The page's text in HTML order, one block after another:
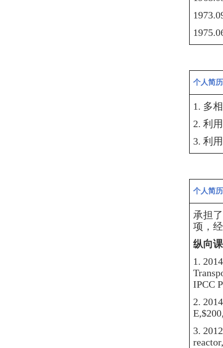
个人简历
1. 多
2. 利用
3. 利
个人简历
承担
项，
纵向
1.
IPCC
2.
E,
3.
reactor,